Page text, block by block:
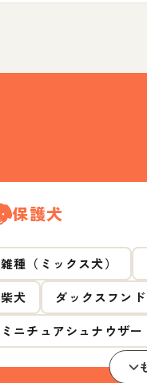
保護犬
雑種（ミックス犬）
柴犬
ダックスフンド
ミニチュアシュナウザー